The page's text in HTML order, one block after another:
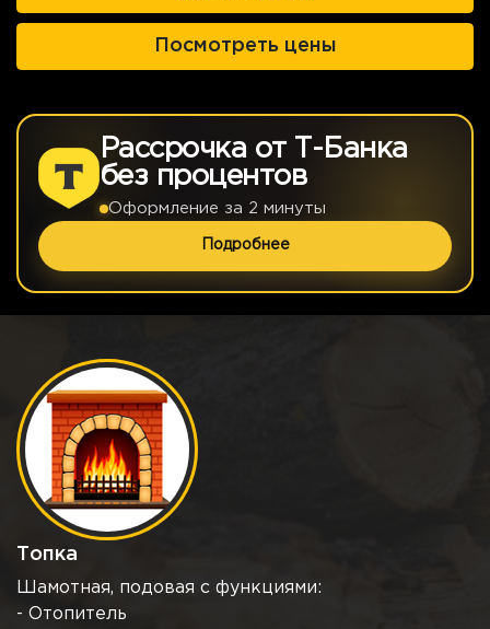
Посмотреть цены
Рассрочка от Т-Банка
без процентов
Оформление за 2 минуты
Подробнее
Топка
Шамотная, подовая с функциями:
- Отопитель